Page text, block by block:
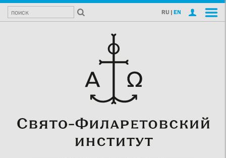
RU | EN